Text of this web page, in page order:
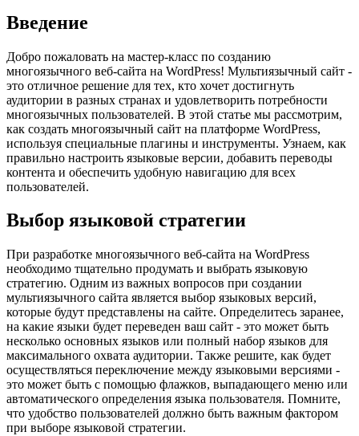
Введение
Добро пожаловать на мастер-класс по созданию
многоязычного веб-сайта на WordPress! Мультиязычный сайт -
это отличное решение для тех, кто хочет достигнуть
аудитории в разных странах и удовлетворить потребности
многоязычных пользователей. В этой статье мы рассмотрим,
как создать многоязычный сайт на платформе WordPress,
используя специальные плагины и инструменты. Узнаем, как
правильно настроить языковые версии, добавить переводы
контента и обеспечить удобную навигацию для всех
пользователей.
Выбор языковой стратегии
При разработке многоязычного веб-сайта на WordPress
необходимо тщательно продумать и выбрать языковую
стратегию. Одним из важных вопросов при создании
мультиязычного сайта является выбор языковых версий,
которые будут представлены на сайте. Определитесь заранее,
на какие языки будет переведен ваш сайт - это может быть
несколько основных языков или полный набор языков для
максимального охвата аудитории. Также решите, как будет
осуществляться переключение между языковыми версиями -
это может быть с помощью флажков, выпадающего меню или
автоматического определения языка пользователя. Помните,
что удобство пользователей должно быть важным фактором
при выборе языковой стратегии.